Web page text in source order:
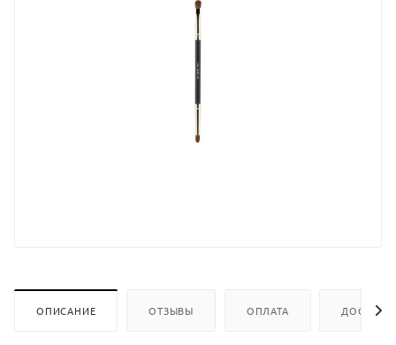
ОПИСАНИЕ ОТЗЫВЫ ОПЛАТА